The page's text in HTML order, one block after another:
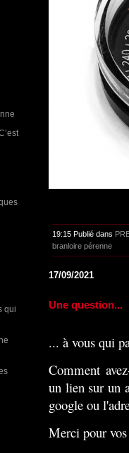
qui
19:15 Publié dans
branloire pérenne
17/09/2021
Une question...
... à vous qui
Comment
un lien sur un
google ou
Merci pour vos